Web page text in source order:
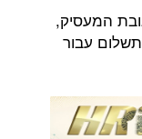
המעסיק,
עבור